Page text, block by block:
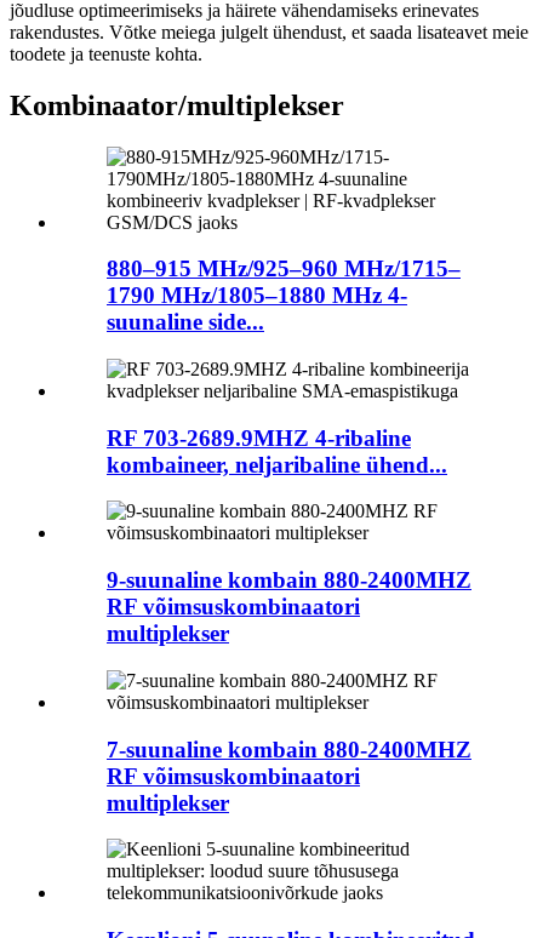
jõudluse optimeerimiseks ja häirete vähendamiseks erinevates
rakendustes. Võtke meiega julgelt ühendust, et saada lisateavet meie
toodete ja teenuste kohta.
Kombinaator/multiplekser
880–915 MHz/925–960 MHz/1715–
1790 MHz/1805–1880 MHz 4-
suunaline side...
RF 703-2689.9MHZ 4-ribaline
kombaineer, neljaribaline ühend...
9-suunaline kombain 880-2400MHZ
RF võimsuskombinaatori
multiplekser
7-suunaline kombain 880-2400MHZ
RF võimsuskombinaatori
multiplekser